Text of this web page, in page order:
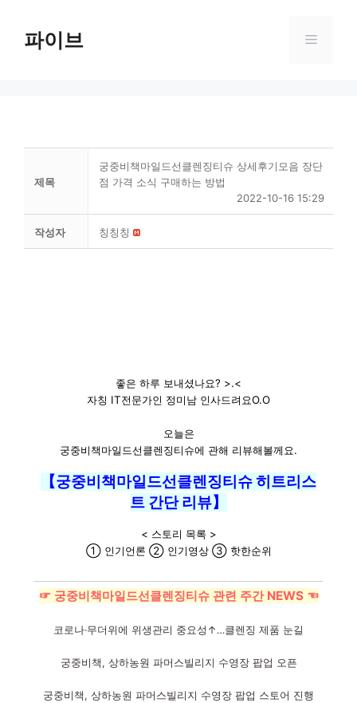
content파이브 Menu
제목
궁중비책마일드선클렌징티슈 상세후기모음 장단
점 가격 소식 구매하는 방법
2022-10-16 15:29
작성자 칭칭칭
좋은 하루 보내셨나요? >.<
자칭 IT전문가인 정미남 인사드려요O.O
오늘은
궁중비책마일드선클렌징티슈에 관해 리뷰해볼께요.
【궁중비책마일드선클렌징티슈 히트리스
트 간단 리뷰】
< 스토리 목록 >
① 인기언론 ② 인기영상 ③ 핫한순위
☞ 궁중비책마일드선클렌징티슈 관련 주간 NEWS ☜
코로나·무더위에 위생관리 중요성↑…클렌징 제품 눈길
궁중비책, 상하농원 파머스빌리지 수영장 팝업 오픈
궁중비책, 상하농원 파머스빌리지 수영장 팝업 스토어 진행